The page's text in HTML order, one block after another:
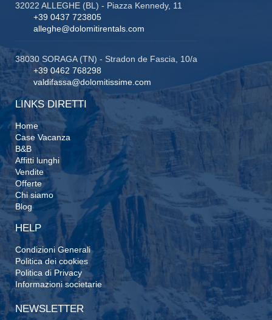
32022 ALLEGHE (BL) - Piazza Kennedy, 11
+39 0437 723805
alleghe@dolomitirentals.com
38030 SORAGA (TN) - Stradon de Fascia, 10/a
+39 0462 768298
valdifassa@dolomitissime.com
LINKS DIRETTI
Home
Case Vacanza
B&B
Affitti lunghi
Vendite
Offerte
Chi siamo
Blog
HELP
Condizioni Generali
Politica dei cookies
Politica di Privacy
Informazioni societarie
NEWSLETTER